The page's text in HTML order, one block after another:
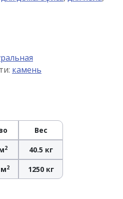
камень
Вес
2 40.5 кг
м2 1250 кг